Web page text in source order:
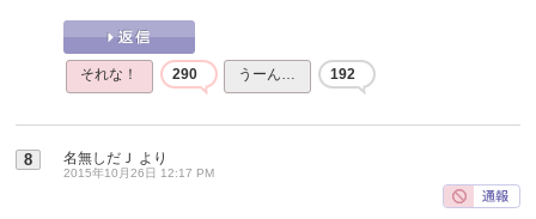
それな！ 290 うーん… 192
8 名無しだＪ より
2015年10月26日 12:17 PM